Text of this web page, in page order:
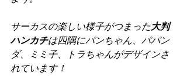
サーカスの楽しい様子がつまった大判
ハンカチは四隅にパンちゃん、パパン
ダ、ミミ子、トラちゃんがデザインさ
れています！